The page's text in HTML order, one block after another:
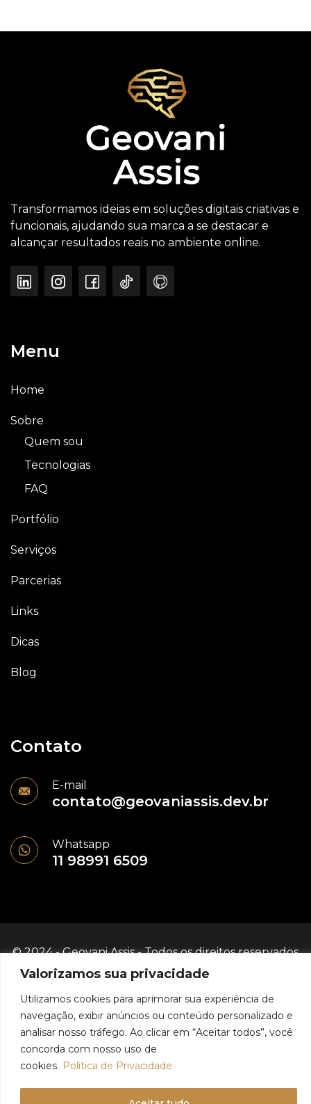
Valorizamos sua privacidade
Utilizamos cookies para aprimorar sua experiência de
navegação, exibir anúncios ou conteúdo personalizado e
analisar nosso tráfego. Ao clicar em “Aceitar todos”, você
concorda com nosso uso de
cookies. Política de Privacidade
Transformamos ideias em soluções digitais criativas e
funcionais, ajudando sua marca a se destacar e
alcançar resultados reais no ambiente online.
Menu
Home
Sobre
Quem sou
Tecnologias
FAQ
Portfólio
Serviços
Parcerias
Links
Dicas
Blog
Contato
E-mail
contato@geovaniassis.dev.br
Whatsapp
11 98991 6509
© 2024 - Geovani Assis - Todos os direitos reservados
Política de Privacidade